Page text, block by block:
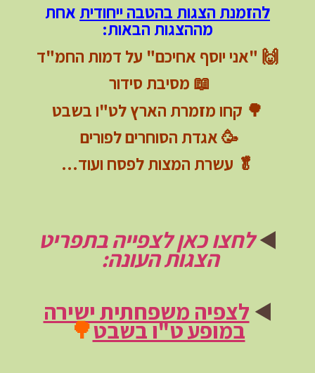
להזמנת הצגות בהטבה ייחודית אחת
מההצגות הבאות:
🙌 "אני יוסף אחיכם" על דמות החמ"ד
📖 מסיבת סידור
🌳 קחו מזמרת הארץ לט"ו בשבט
🥳 אגדת הסוחרים לפורים
🥬 עשרת המצות לפסח ועוד…
◀️לחצו כאן לצפייה בתפריט
הצגות העונה:
◀️ לצפיה משפחתית ישירה
במופע ט"ו בשבט🌳